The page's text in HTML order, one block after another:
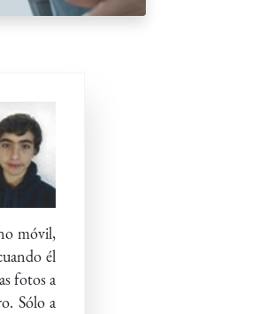
móvil,
él
fotos a
Sólo a